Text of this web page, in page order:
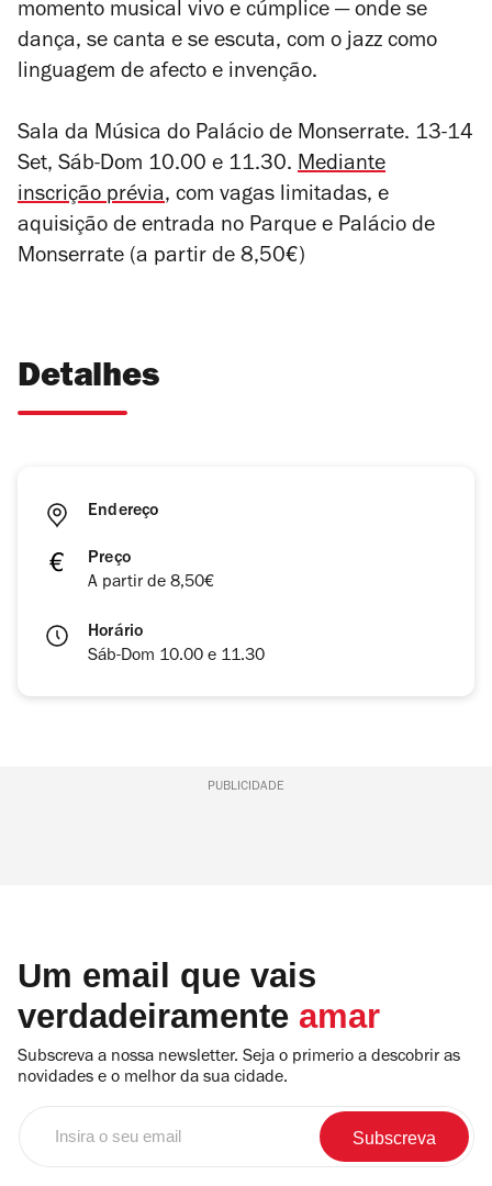
momento musical vivo e cúmplice — onde se
dança, se canta e se escuta, com o jazz como
linguagem de afecto e invenção.
Sala da Música do Palácio de Monserrate. 13-14
Set, Sáb-Dom 10.00 e 11.30. Mediante
inscrição prévia, com vagas limitadas, e
aquisição de entrada no Parque e Palácio de
Monserrate (a partir de 8,50€)
Detalhes
Endereço
Preço
A partir de 8,50€
Horário
Sáb-Dom 10.00 e 11.30
PUBLICIDADE
Um email que vais
verdadeiramente amar
Subscreva a nossa newsletter. Seja o primerio a descobrir as
novidades e o melhor da sua cidade.